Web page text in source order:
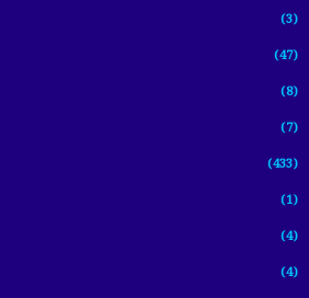
(3)
(47)
(8)
(7)
(433)
(1)
(4)
(4)